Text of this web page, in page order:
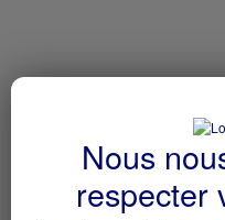
Nous
respecter